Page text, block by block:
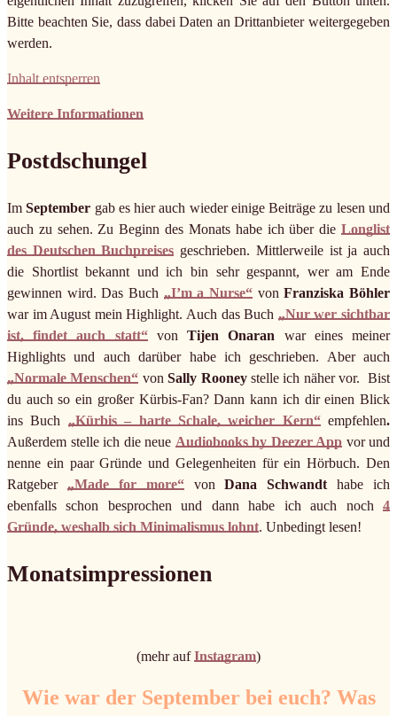
Bitte beachten Sie, dass dabei Daten an Drittanbieter weitergegeben
werden.
Inhalt entsperren
Weitere Informationen
Postdschungel
Im September gab es hier auch wieder einige Beiträge zu lesen und
auch zu sehen. Zu Beginn des Monats habe ich über die Longlist
des Deutschen Buchpreises geschrieben. Mittlerweile ist ja auch
die Shortlist bekannt und ich bin sehr gespannt, wer am Ende
gewinnen wird. Das Buch „I’m a Nurse“ von Franziska Böhler
war im August mein Highlight. Auch das Buch „Nur wer sichtbar
ist, findet auch statt“vonTijen Onaran war eines meiner
Highlights und auch darüber habe ich geschrieben. Aber auch
„Normale Menschen“ vonSally Rooneystelle ich näher vor. Bist
du auch so ein großer Kürbis-Fan? Dann kann ich dir einen Blick
ins Buch „Kürbis – harte Schale, weicher Kern“empfehlen.
Außerdem stelle ich die neue Audiobooks by Deezer App vor und
nenne ein paar Gründe und Gelegenheiten für ein Hörbuch. Den
Ratgeber „Made for more“vonDana Schwandt habe ich
ebenfalls schon besprochen und dann habe ich auch noch 4
Gründe, weshalb sich Minimalismus lohnt. Unbedingt lesen!
Monatsimpressionen
(mehr aufInstagram)
Wie war der September bei euch? Was